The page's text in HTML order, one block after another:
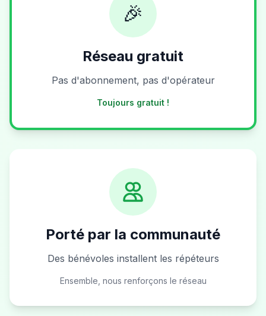
🎉
Réseau gratuit
Pas d'abonnement, pas d'opérateur
Toujours gratuit !
Porté par la communauté
Des bénévoles installent les répéteurs
Ensemble, nous renforçons le réseau